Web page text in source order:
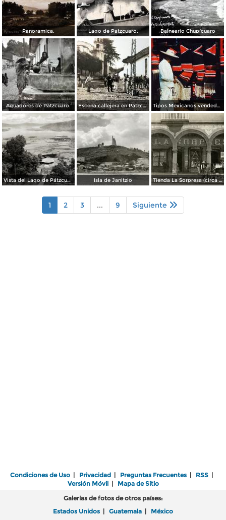
Panoramica. Lago de Patzcuaro. Balneario Chupícuaro
Aguadores de Patzcuaro. Escena callejera en Pátzcuaro, Michoacán. Tipos Mexicanos vendedor de Zarapes Pátzcuaro, Michoacán 1954.
Vista del Lago de Pátzcuaro Isla de Janitzio Tienda La Sorpresa (circa 1908)
1 2 3 ... 9 Siguiente
Condiciones de Uso | Privacidad | Preguntas Frecuentes | RSS |
Versión Móvil| Mapa de Sitio
Galerías de fotos de otros países:
Estados Unidos | Guatemala | México